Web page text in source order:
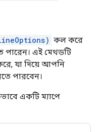
কল করে
পারেন। এই মেথডটি
যা দিয়ে আপনি
পারবেন।
একটি ম্যাপে